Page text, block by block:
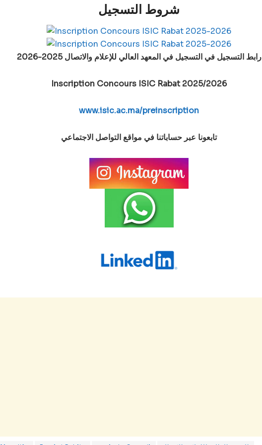
شروط التسجيل
رابط التسجيل في التسجيل في المعهد العالي للإعلام والاتصال 2025-2026
Inscription Concours ISIC Rabat 2025/2026
www.isic.ac.ma/preinscription
تابعونا عبر حساباتنا في مواقع التواصل الاجتماعي